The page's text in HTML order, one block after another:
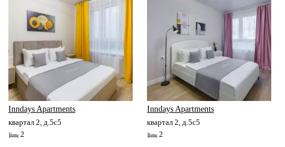
Inndays Apartments
квартал 2, д.5с5
2
Inndays Apartments
квартал 2, д.5с5
2